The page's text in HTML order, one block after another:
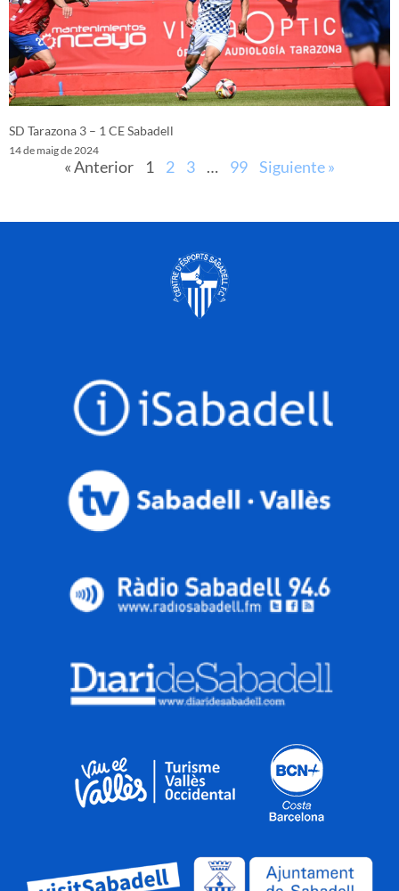
SD Tarazona 3 – 1 CE Sabadell
14 de maig de 2024
« Anterior 1 2 3 … 99 Siguiente »